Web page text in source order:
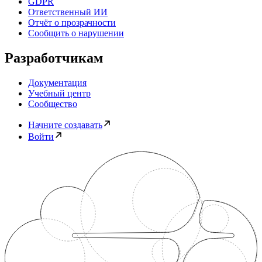
Ответственный ИИ
Отчёт о прозрачности
Сообщить о нарушении
Разработчикам
Документация
Учебный центр
Сообщество
Начните создавать
Войти